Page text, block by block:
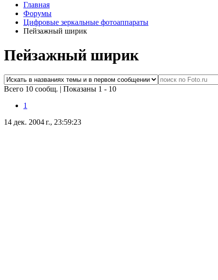
Главная
Форумы
Цифровые зеркальные фотоаппараты
Пейзажный ширик
Пейзажный ширик
Всего 10 сообщ. | Показаны 1 - 10
1
14 дек. 2004 г., 23:59:23